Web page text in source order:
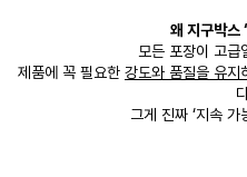
왜 지구박스
모든 포장이 고급
제품에 꼭 필요한 강도와 품질을 유지
그게 진짜 ‘지속 가